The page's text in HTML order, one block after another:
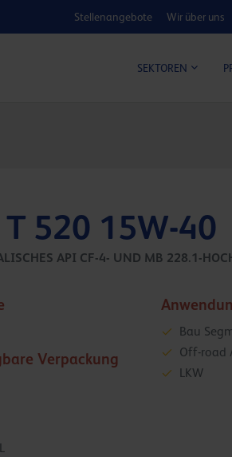
Stellenangebote Wir über uns
SEKTOREN
T 520 15W-40
API CF-4- UND MB 228.1-
Verpackung
Bau
Off-road
LKW